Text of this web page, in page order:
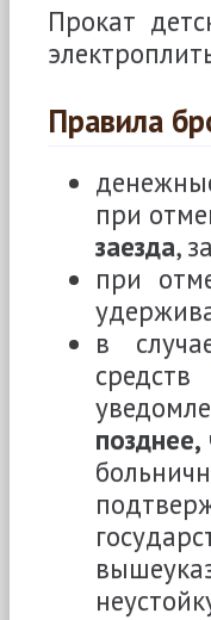
Прокат
Правила
при
заезда,
при
в